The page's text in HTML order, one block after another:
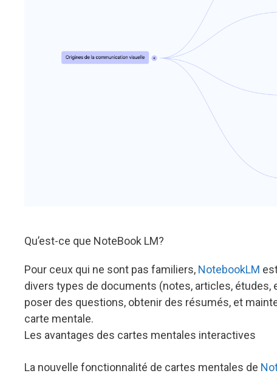
Qu’est-ce que NoteBook LM?
Pour ceux qui ne sont pas familiers, NotebookLM
divers types de documents (notes, articles, études,
poser des questions, obtenir des résumés, et
carte mentale.
Les avantages des cartes mentales interactives
La nouvelle fonctionnalité de cartes mentales de